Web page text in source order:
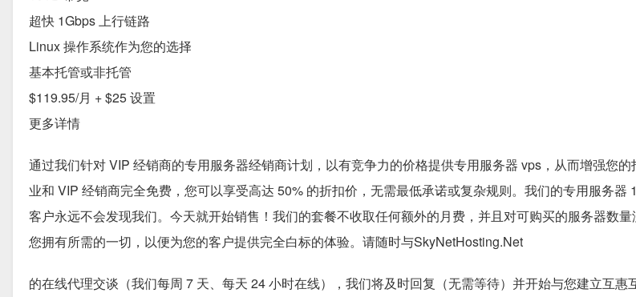
超快 1Gbps 上行链路
Linux 操作系统作为您的选择
基本托管或非托管
$119.95/月 + $25 设置
更多详情
通过我们针对 VIP 经销商的专用服务器经销商计划，以有竞争力的价格提供专用服务器 vps，从而增强您
业和 VIP 经销商完全免费，您可以享受高达 50% 的折扣价，无需最低承诺或复杂规则。我们的专用服务器
客户永远不会发现我们。今天就开始销售！我们的套餐不收取任何额外的月费，并且对可购买的服务器数
您拥有所需的一切，以便为您的客户提供完全白标的体验。请随时与SkyNetHosting.Net
的在线代理交谈（我们每周 7 天、每天 24 小时在线），我们将及时回复（无需等待）并开始与您建立互惠